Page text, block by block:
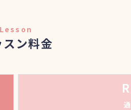
Lesson
スン料金